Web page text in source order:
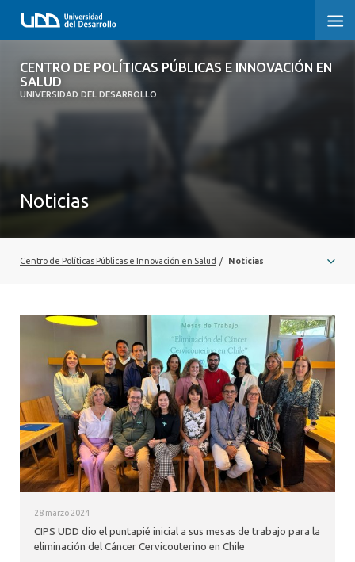
CENTRO DE POLÍTICAS PÚBLICAS E INNOVACIÓN EN
SALUD
UNIVERSIDAD DEL DESARROLLO
CENTRO DE POLÍTICAS PÚBLICAS E
INNOVACIÓN EN SALUD
QUIÉNES SOMOS
SEMINARIOS, CHARLAS U OTROS
Noticias
Centro de Políticas Públicas e Innovación en Salud / Noticias
28 marzo 2024
CIPS UDD dio el puntapié inicial a sus mesas de trabajo para la
eliminación del Cáncer Cervicouterino en Chile